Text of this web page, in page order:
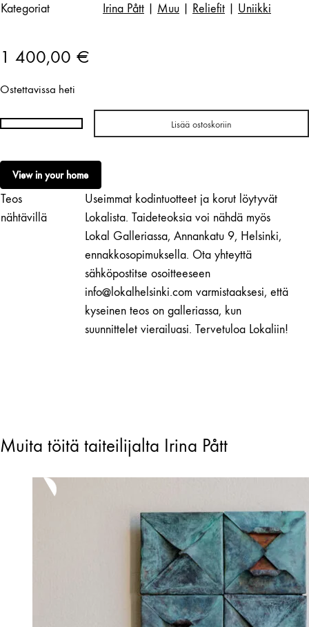
Kategoriat Irina Pått Muu Reliefit Uniikki
1 400,00 €
Ostettavissa heti
Irina
|
Letters
Are
Telling,
Lisää ostoskoriin
View in your home
Teos
nähtävillä
Useimmat kodintuotteet ja korut löytyvät
Lokalista. Taideteoksia voi nähdä myös
Lokal Galleriassa, Annankatu 9, Helsinki,
ennakkosopimuksella. Ota yhteyttä
sähköpostitse osoitteeseen
info@lokalhelsinki.com varmistaaksesi, että
kyseinen teos on galleriassa, kun
suunnittelet vierailuasi. Tervetuloa Lokaliin!
Muita töitä taiteilijalta Irina Pått